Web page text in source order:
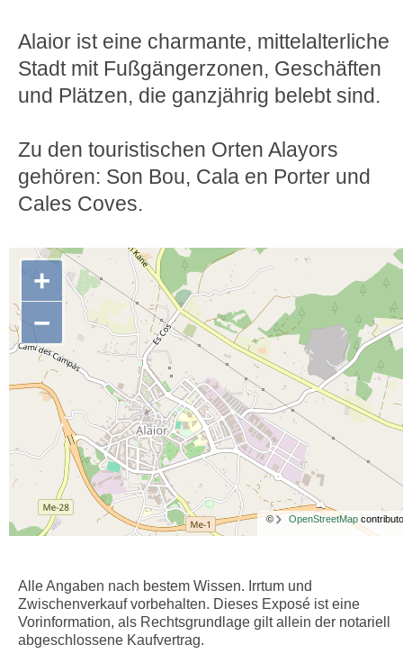
Alaior ist eine charmante, mittelalterliche
Stadt mit Fußgängerzonen, Geschäften
und Plätzen, die ganzjährig belebt sind.
Zu den touristischen Orten Alayors
gehören: Son Bou, Cala en Porter und
Cales Coves.
+
−
© OpenStreetMap
Alle Angaben nach bestem Wissen. Irrtum und
Zwischenverkauf vorbehalten. Dieses Exposé ist eine
Vorinformation, als Rechtsgrundlage gilt allein der notariell
abgeschlossene Kaufvertrag.